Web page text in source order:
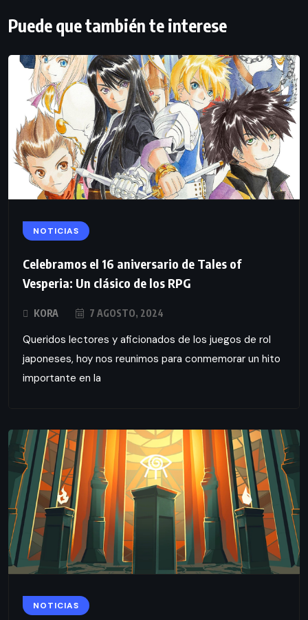
Puede que también te interese
NOTICIAS
Celebramos el 16 aniversario de Tales of
Vesperia: Un clásico de los RPG
KORA 7 AGOSTO, 2024
Queridos lectores y aficionados de los juegos de rol
japoneses, hoy nos reunimos para conmemorar un hito
importante en la
NOTICIAS